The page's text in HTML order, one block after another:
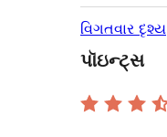
વિગતવાર દૃશ્ય
પૉઇન્ટ્સ